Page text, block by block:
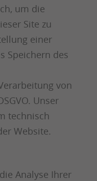
um die
Site zu
einer
Speichern des
von
Unser
technisch
Website.
Analyse Ihrer